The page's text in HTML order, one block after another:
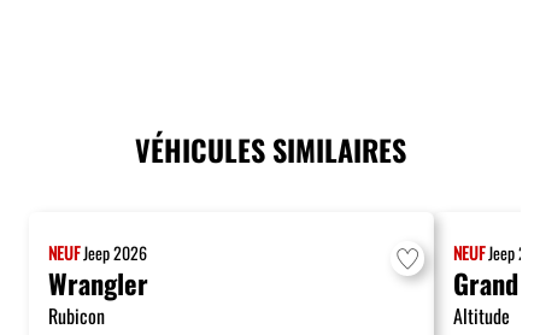
VÉHICULES SIMILAIRES
NEUFJeep2026
Wrangler
Rubicon
NEUFJeep
Grand
Altitude